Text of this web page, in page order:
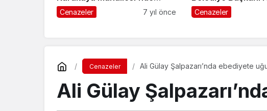
toprağa verildi
Cenazeler 7 yıl önce
Hasan Cengiz
Cenazeler
Cenazeler Ali Gülay Şalpazarı’nda ebediyete
Ali Gülay